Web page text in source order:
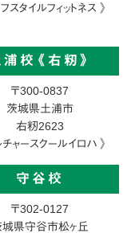
フスタイルフィットネス 》
浦校《右籾》
〒300-0837
茨城県土浦市
右籾2623
チャースクールイロハ 》
守谷校
〒302-0127
城県守谷市松ヶ丘